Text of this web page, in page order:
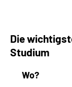
Die
Studium
Wo?